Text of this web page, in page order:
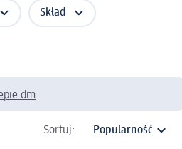
Skład
dm
Sortuj: